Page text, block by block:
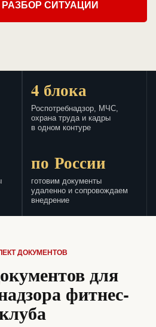
СИТУАЦИИ
4 блока
Роспотребнадзор, МЧС,
охрана труда и кадры
в одном контуре
по России
готовим документы
удаленно и сопровождаем
внедрение
ДОКУМЕНТОВ
для
фитнес-